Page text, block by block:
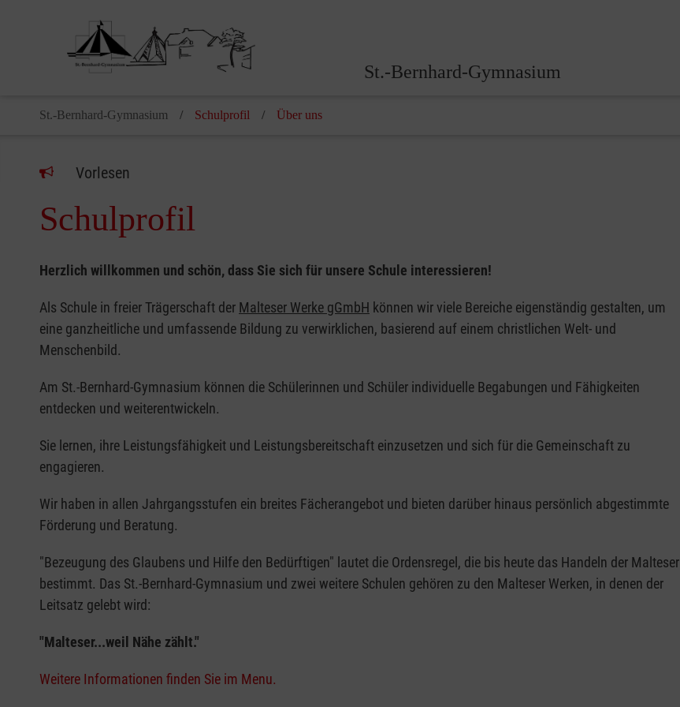
St.-Bernhard-Gymnasium
St.-Bernhard-Gymnasium Schulprofil Über uns
Vorlesen
Schulprofil
Herzlich willkommen und schön, dass Sie sich für unsere Schule interessieren!
Als Schule in freier Trägerschaft der Malteser Werke gGmbH können wir viele Bereiche eigenständig gestalten, um
eine ganzheitliche und umfassende Bildung zu verwirklichen, basierend auf einem christlichen Welt- und
Menschenbild.
Am St.-Bernhard-Gymnasium können die Schülerinnen und Schüler individuelle Begabungen und Fähigkeiten
entdecken und weiterentwickeln.
Sie lernen, ihre Leistungsfähigkeit und Leistungsbereitschaft einzusetzen und sich für die Gemeinschaft zu
engagieren.
Wir haben in allen Jahrgangsstufen ein breites Fächerangebot und bieten darüber hinaus persönlich abgestimmte
Förderung und Beratung.
"Bezeugung des Glaubens und Hilfe den Bedürftigen" lautet die Ordensregel, die bis heute das Handeln der Malteser
bestimmt. Das St.-Bernhard-Gymnasium und zwei weitere Schulen gehören zu den Malteser Werken, in denen der
Leitsatz gelebt wird:
"Malteser...weil Nähe zählt."
Weitere Informationen finden Sie im Menu.